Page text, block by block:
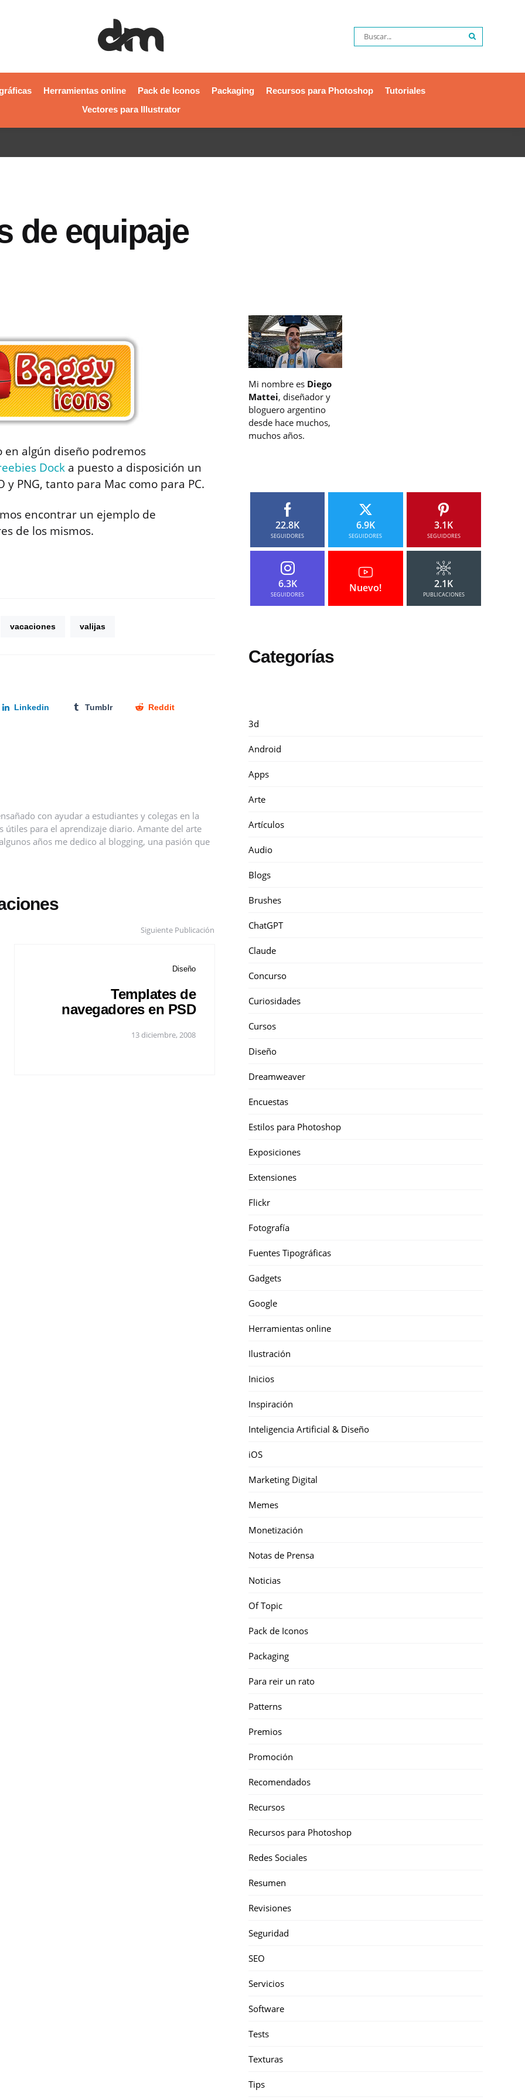
Herramientas online Pack de Iconos Packaging Recursos para Photoshop
Tutoriales
Vectores para Illustrator
de equipaje
en algún diseño podremos
Dock a puesto a disposición un
PNG, tanto para Mac como para PC.
encontrar un ejemplo de
de los mismos.
vacaciones valijas
Linkedin Tumblr Reddit
con ayudar a estudiantes y colegas en la
útiles para el aprendizaje diario. Amante del arte
años me dedico al blogging, una pasión que
Siguiente Publicación
Diseño
Templates de
navegadores en PSD
13 diciembre, 2008
Mi nombre es Diego
Mattei, diseñador y
bloguero argentino
desde hace muchos,
muchos años.
22.8K
SEGUIDORES
6.9K
SEGUIDORES
3.1K
SEGUIDORES
6.3K
SEGUIDORES
Nuevo! 2.1K
PUBLICACIONES
Categorías
3d
Android
Apps
Arte
Artículos
Audio
Blogs
Brushes
ChatGPT
Claude
Concurso
Curiosidades
Cursos
Diseño
Dreamweaver
Encuestas
Estilos para Photoshop
Exposiciones
Extensiones
Flickr
Fotografía
Fuentes Tipográficas
Gadgets
Google
Herramientas online
Ilustración
Inicios
Inspiración
Inteligencia Artificial & Diseño
iOS
Marketing Digital
Memes
Monetización
Notas de Prensa
Noticias
Of Topic
Pack de Iconos
Packaging
Para reir un rato
Patterns
Premios
Promoción
Recomendados
Recursos
Recursos para Photoshop
Redes Sociales
Resumen
Revisiones
Seguridad
SEO
Servicios
Software
Tests
Texturas
Tips